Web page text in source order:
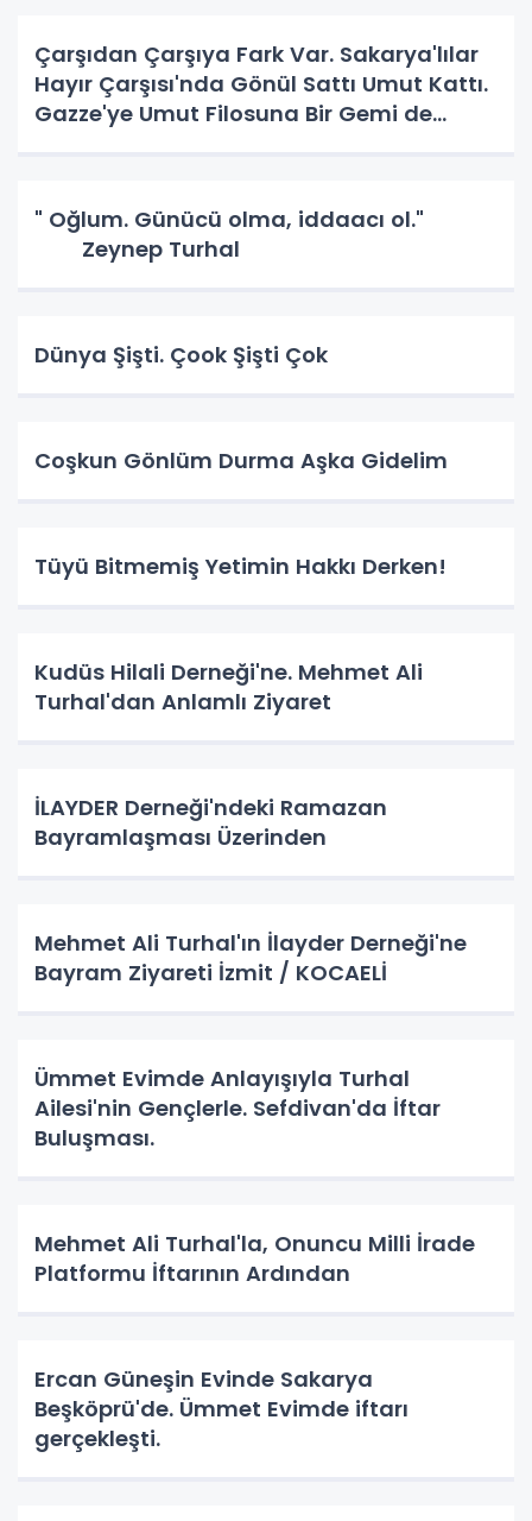
Çarşıdan Çarşıya Fark Var. Sakarya'lılar
Hayır Çarşısı'nda Gönül Sattı Umut Kattı.
Gazze'ye Umut Filosuna Bir Gemi de
" Oğlum. Günücü olma, iddaacı ol."
Zeynep Turhal
Dünya Şişti. Çook Şişti Çok
Coşkun Gönlüm Durma Aşka Gidelim
Tüyü Bitmemiş Yetimin Hakkı Derken!
Kudüs Hilali Derneği'ne. Mehmet Ali
Turhal'dan Anlamlı Ziyaret
İLAYDER Derneği'ndeki Ramazan
Bayramlaşması Üzerinden
Mehmet Ali Turhal'ın İlayder Derneği'ne
Bayram Ziyareti İzmit / KOCAELİ
Ümmet Evimde Anlayışıyla Turhal
Ailesi'nin Gençlerle. Sefdivan'da İftar
Buluşması.
Mehmet Ali Turhal'la, Onuncu Milli İrade
Platformu İftarının Ardından
Ercan Güneşin Evinde Sakarya
Beşköprü'de. Ümmet Evimde iftarı
gerçekleşti.